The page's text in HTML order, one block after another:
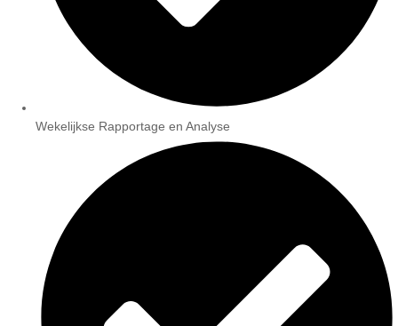
Wekelijkse Rapportage en Analyse